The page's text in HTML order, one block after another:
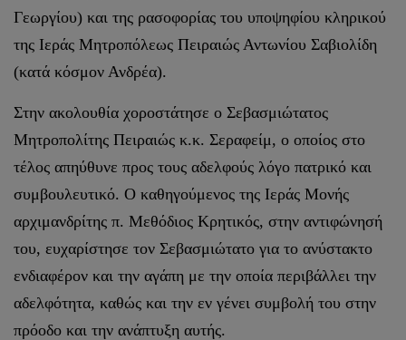
Γεωργίου) και της ρασοφορίας του υποψηφίου κληρικού
της Ιεράς Μητροπόλεως Πειραιώς Αντωνίου Σαβιολίδη
(κατά κόσμον Ανδρέα).
Στην ακολουθία χοροστάτησε ο Σεβασμιώτατος
Μητροπολίτης Πειραιώς κ.κ. Σεραφείμ, ο οποίος στο
τέλος απηύθυνε προς τους αδελφούς λόγο πατρικό και
συμβουλευτικό. Ο καθηγούμενος της Ιεράς Μονής
αρχιμανδρίτης π. Μεθόδιος Κρητικός, στην αντιφώνησή
του, ευχαρίστησε τον Σεβασμιώτατο για το ανύστακτο
ενδιαφέρον και την αγάπη με την οποία περιβάλλει την
αδελφότητα, καθώς και την εν γένει συμβολή του στην
πρόοδο και την ανάπτυξη αυτής.